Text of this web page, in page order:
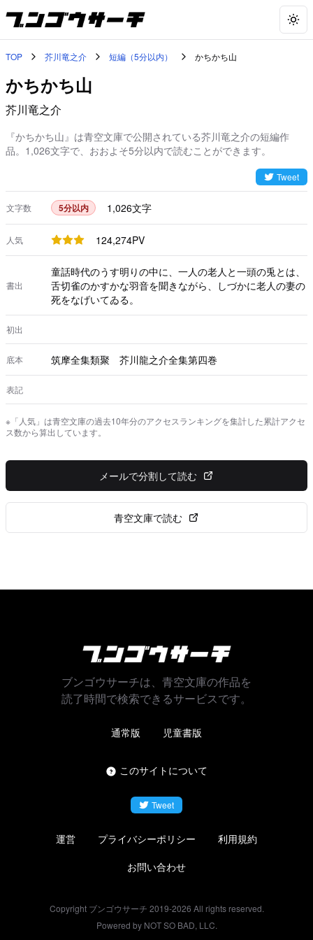
TOP 芥川竜之介 短編（5分以内） かちかち山
かちかち山
芥川竜之介
『かちかち山』は青空文庫で公開されている芥川竜之介の短編作
品。1,026文字で、おおよそ5分以内で読むことができます。
Tweet
文字数 5分以内 1,026文字
人気 124,274PV
書出
童話時代のうす明りの中に、一人の老人と一頭の兎とは、
舌切雀のかすかな羽音を聞きながら、しづかに老人の妻の
死をなげいてゐる。
初出
底本 筑摩全集類聚 芥川龍之介全集第四巻
表記
※「人気」は青空文庫の過去10年分のアクセスランキングを集計した累計アクセ
ス数から算出しています。
メールで分割して読む
青空文庫で読む
ブンゴウサーチは、青空文庫の作品を
読了時間で検索できるサービスです。
通常版 児童書版
このサイトについて
Tweet
運営 プライバシーポリシー
利用規約
お問い合わせ
Copyright ブンゴウサーチ 2019-2026 All rights reserved.
Powered by NOT SO BAD, LLC.